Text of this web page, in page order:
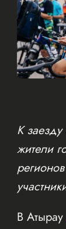
К
жители
В Атырау